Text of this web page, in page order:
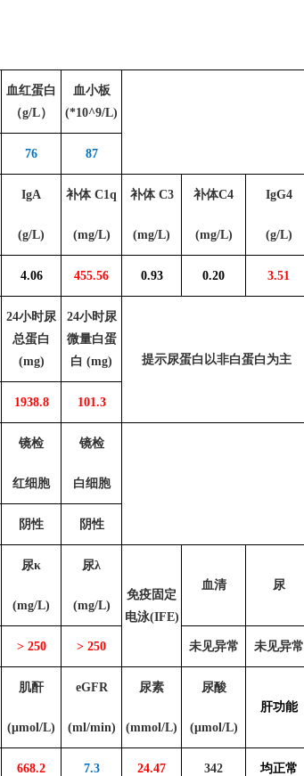
血红蛋白
（g/L）
血小板
(*10^9/L)
76 87
IgA
(g/L)
补体C1q
(mg/L)
补体 C3
(mg/L)
补体C4
(mg/L)
IgG4
(g/L)
4.06 455.56 0.93 0.20 3.51
24小时尿
总蛋白
(mg)
24小时尿
微量白蛋
白 (mg) 提示尿蛋白以非白蛋白为主
1938.8 101.3
镜检
红细胞
镜检
白细胞
阴性 阴性
尿κ
(mg/L)
尿λ
(mg/L)
免疫固定
电泳(IFE)
血清 尿
> 250 > 250 未见异常 未见异常
肌酐
(μmol/L)
eGFR
(ml/min)
尿素
(mmol/L)
尿酸
(μmol/L)
肝功能
668.2 7.3 24.47 342 均正常